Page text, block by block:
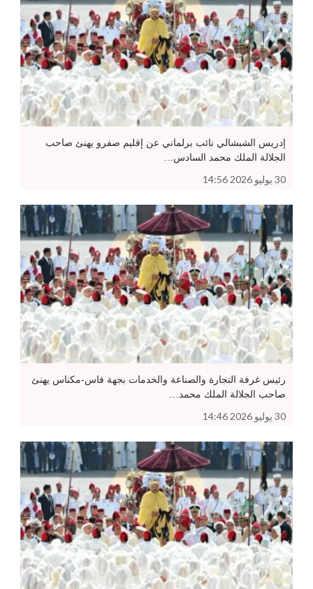
إدريس الشبشالي نائب برلماني عن إقليم صفرو يهنئ صاحب
الجلالة الملك محمد السادس…
30 يوليو 2026 14:56
رئيس غرفة التجارة والصناعة والخدمات بجهة فاس-مكناس يهنئ
صاحب الجلالة الملك محمد…
30 يوليو 2026 14:46